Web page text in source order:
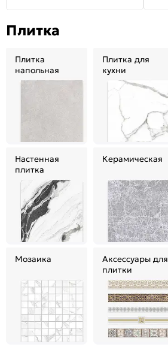
Плитка
Плитка
напольная
Плитка для
кухни
Настенная
плитка
Керамическая
Мозаика
Аксессуары для
плитки